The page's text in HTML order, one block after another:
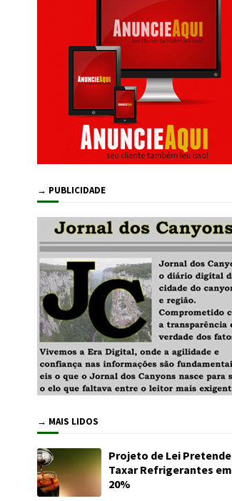
→ PUBLICIDADE
→ MAIS LIDOS
Projeto de Lei Pretende
Taxar Refrigerantes em
20%